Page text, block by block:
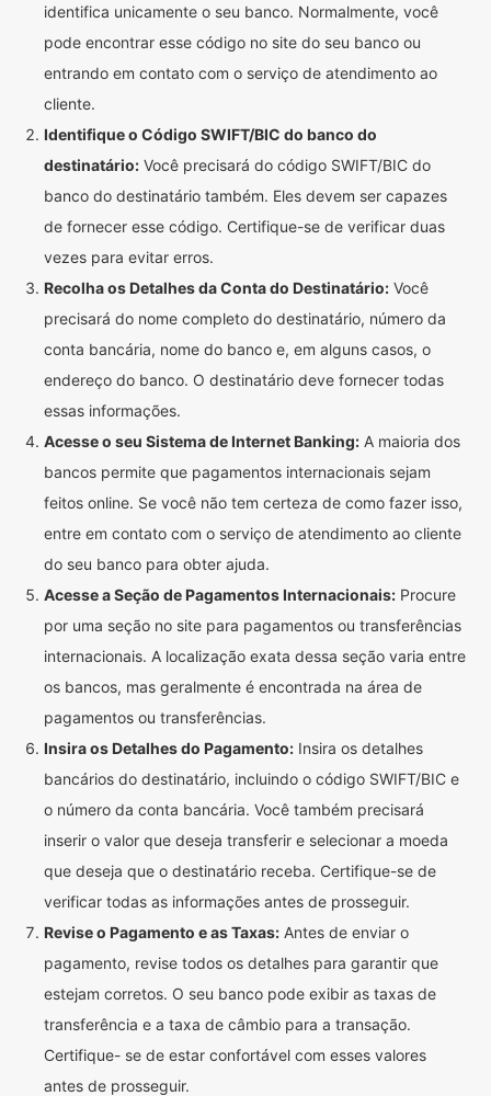
identifica unicamente o seu banco. Normalmente, você
pode encontrar esse código no site do seu banco ou
entrando em contato com o serviço de atendimento ao
cliente.
Identifique o Código SWIFT/BIC do banco do
destinatário: Você precisará do código SWIFT/BIC do
banco do destinatário também. Eles devem ser capazes
de fornecer esse código. Certifique-se de verificar duas
vezes para evitar erros.
Recolha os Detalhes da Conta do Destinatário: Você
precisará do nome completo do destinatário, número da
conta bancária, nome do banco e, em alguns casos, o
endereço do banco. O destinatário deve fornecer todas
essas informações.
Acesse o seu Sistema de Internet Banking: A maioria dos
bancos permite que pagamentos internacionais sejam
feitos online. Se você não tem certeza de como fazer isso,
entre em contato com o serviço de atendimento ao cliente
do seu banco para obter ajuda.
Acesse a Seção de Pagamentos Internacionais: Procure
por uma seção no site para pagamentos ou transferências
internacionais. A localização exata dessa seção varia entre
os bancos, mas geralmente é encontrada na área de
pagamentos ou transferências.
Insira os Detalhes do Pagamento: Insira os detalhes
bancários do destinatário, incluindo o código SWIFT/BIC e
o número da conta bancária. Você também precisará
inserir o valor que deseja transferir e selecionar a moeda
que deseja que o destinatário receba. Certifique-se de
verificar todas as informações antes de prosseguir.
Revise o Pagamento e as Taxas: Antes de enviar o
pagamento, revise todos os detalhes para garantir que
estejam corretos. O seu banco pode exibir as taxas de
transferência e a taxa de câmbio para a transação.
Certifique- se de estar confortável com esses valores
antes de prosseguir.